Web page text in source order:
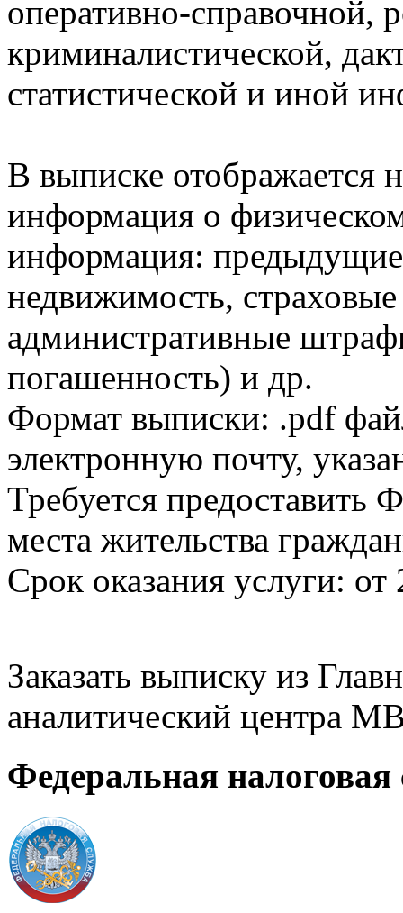
оперативно-справочной,
криминалистической,
статистической и иной
В выписке отображается
информация о
информация:
недвижимость,
административные
погашенность) и др.
Формат выписки: .pdf
электронную почту,
Требуется
места жительства
Срок оказания услуги: от
Заказать выписку из
аналитический центра
Федеральная налоговая